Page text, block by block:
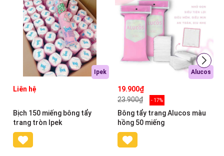
Ipek
Liên hệ
Bịch 150 miếng bông tẩy
trang tròn Ipek
Alucos
19.900₫
23.900₫
- 17%
Bông tẩy trang Alucos màu
hồng 50 miếng